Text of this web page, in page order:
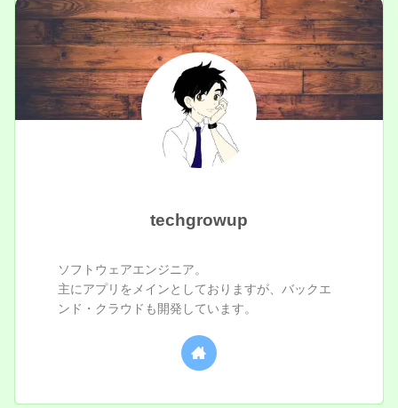
techgrowup
ソフトウェアエンジニア。
主にアプリをメインとしておりますが、バックエ
ンド・クラウドも開発しています。